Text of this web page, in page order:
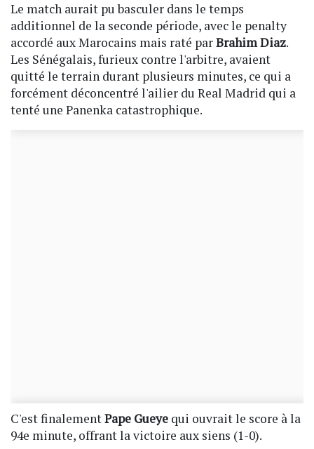
Le match aurait pu basculer dans le temps
additionnel de la seconde période, avec le penalty
accordé aux Marocains mais raté parBrahim Diaz.
Les Sénégalais, furieux contre l'arbitre, avaient
quitté le terrain durant plusieurs minutes, ce qui a
forcément déconcentré l'ailier du Real Madrid qui a
tenté une Panenka catastrophique.
C'est finalementPape Gueye qui ouvrait le score à la
94e minute, offrant la victoire aux siens (1-0).